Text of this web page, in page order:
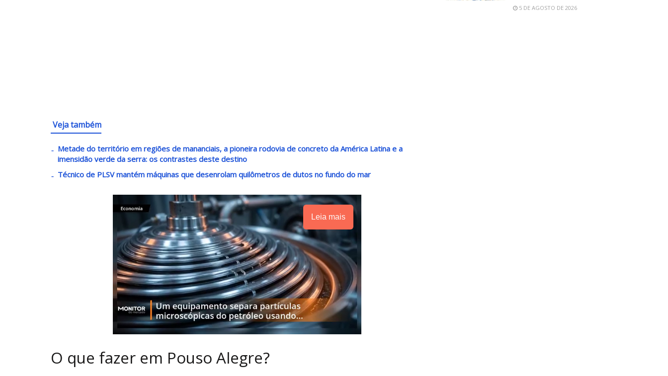
Veja também
Metade do território em regiões de mananciais, a pioneira rodovia de concreto da América Latina e a
imensidão verde da serra: os contrastes deste destino
Técnico de PLSV mantém máquinas que desenrolam quilômetros de dutos no fundo do mar
Leia mais
O que fazer em Pouso Alegre?
5 DE AGOSTO DE 2026